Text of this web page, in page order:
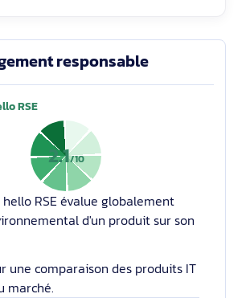
responsable
RSE
2.1/10
RSE évalue globalement
d'un produit sur son
une comparaison des produits IT
marché.